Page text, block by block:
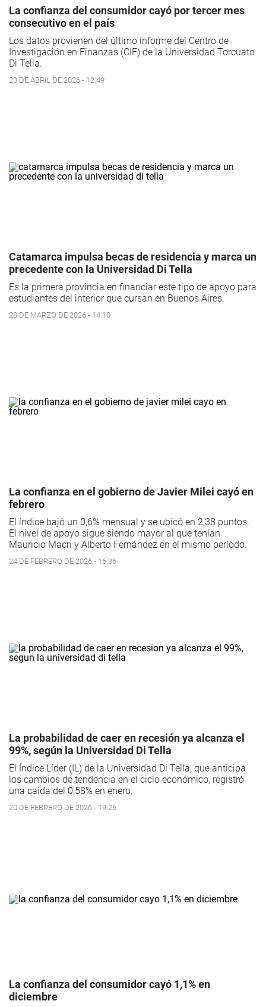
La confianza del consumidor cayó por tercer mes
consecutivo en el país
Los datos provienen del último informe del Centro de
Investigación en Finanzas (CIF) de la Universidad Torcuato
Di Tella.
23 DE ABRIL DE 2026 - 12:49
Catamarca impulsa becas de residencia y marca un
precedente con la Universidad Di Tella
Es la primera provincia en financiar este tipo de apoyo para
estudiantes del interior que cursan en Buenos Aires.
28 DE MARZO DE 2026 - 14:10
La confianza en el gobierno de Javier Milei cayó en
febrero
El índice bajó un 0,6% mensual y se ubicó en 2,38 puntos.
El nivel de apoyo sigue siendo mayor al que tenían
Mauricio Macri y Alberto Fernández en el mismo período.
24 DE FEBRERO DE 2026 - 16:36
La probabilidad de caer en recesión ya alcanza el
99%, según la Universidad Di Tella
El Índice Líder (IL) de la Universidad Di Tella, que anticipa
los cambios de tendencia en el ciclo económico, registró
una caída del 0,58% en enero.
20 DE FEBRERO DE 2026 - 19:26
La confianza del consumidor cayó 1,1% en
diciembre